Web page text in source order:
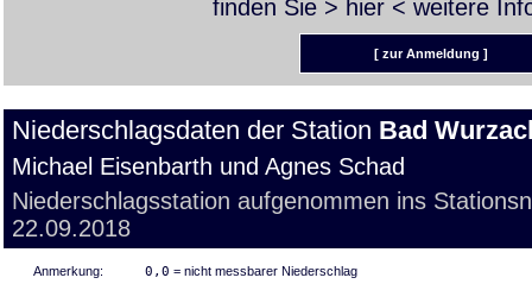
finden Sie > hier < weitere
[ zur Anmeldung ]
Niederschlagsdaten der Station Bad
Michael Eisenbarth und Agnes Schad
Niederschlagsstation aufgenommen ins
22.09.2018
Anmerkung: 0,0 = nicht messbarer Niederschlag